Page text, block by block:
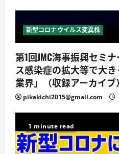
新型コロナウイルス変異株
第1回JMC海事振興セミ
ス感染症の拡大等で大
業界」（収録アーカイブ）
pikakichi2015@gmail.com
1 minute read